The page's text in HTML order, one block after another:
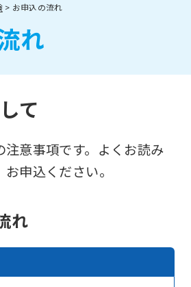
お申込の流れ
れ
て
注意事項です。よくお読み
申込ください。
れ